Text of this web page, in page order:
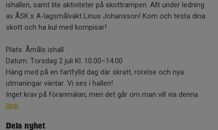
ishallen, samt lite aktiviteter på skottrampen. Allt under ledning
av ÅSK:s A-lagsmålvakt Linus Johansson! Kom och testa dina
skott och ha kul med kompisar!
Plats: Åmåls ishall
Datum: Torsdag 2 juli Kl. 10.00–14.00
Häng med på en fartfylld dag där skratt, rörelse och nya
utmaningar väntar. Vi ses i hallen!
Inget krav på föranmälan, men det går om man vill via denna
länk
Dela nyhet